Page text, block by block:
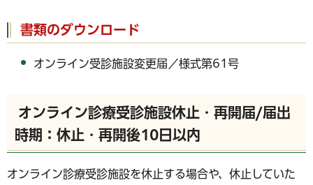
書類のダウンロード
オンライン受診施設変更届／様式第61号
オンライン診療受診施設休止・再開届/届出
時期：休止・再開後10日以内
オンライン診療受診施設を休止する場合や、休止していた